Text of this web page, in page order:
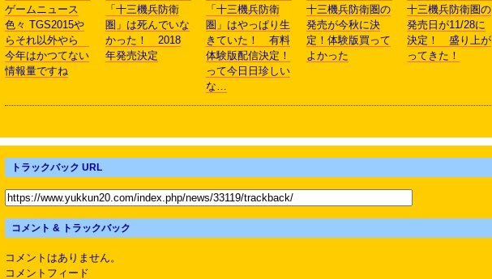
ゲームニュース
色々 TGS2015や
らそれ以外やら
今年はかつてない
情報量ですね
「十三機兵防衛
圏」は死んでいな
かった！ 2018
年発売決定
「十三機兵防衛
圏」はやっぱり生
きていた！ 有料
体験版配信決定！
って今日日珍しい
な…
十三機兵防衛圏の
発売が今秋に決
定！体験版買って
よかった
十三機兵防衛圏の
発売日が11/28に
決定！ 盛り上が
ってきた！
トラックバック URL
コメント & トラックバック
コメントはありません。
コメントフィード